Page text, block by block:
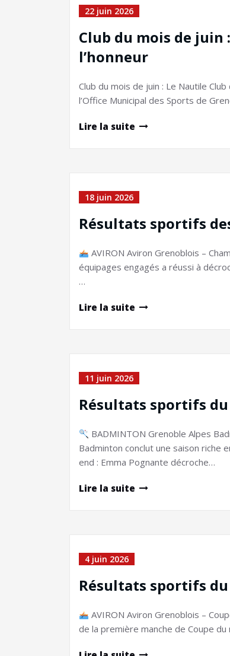
22 juin 2026
Club du mois de juin
l’honneur
Club du mois de juin : Le Nautile
l’Office Municipal des Sports de
Lire la suite
18 juin 2026
Résultats sportifs
AVIRON Aviron Grenoblois –
équipages engagés a réussi à
…
Lire la suite
11 juin 2026
Résultats sportifs
BADMINTON Grenoble Alpes
Badminton conclut une saison riche
end : Emma Pognante décroche…
Lire la suite
4 juin 2026
Résultats sportifs du
AVIRON Aviron Grenoblois –
de la première manche de Coupe